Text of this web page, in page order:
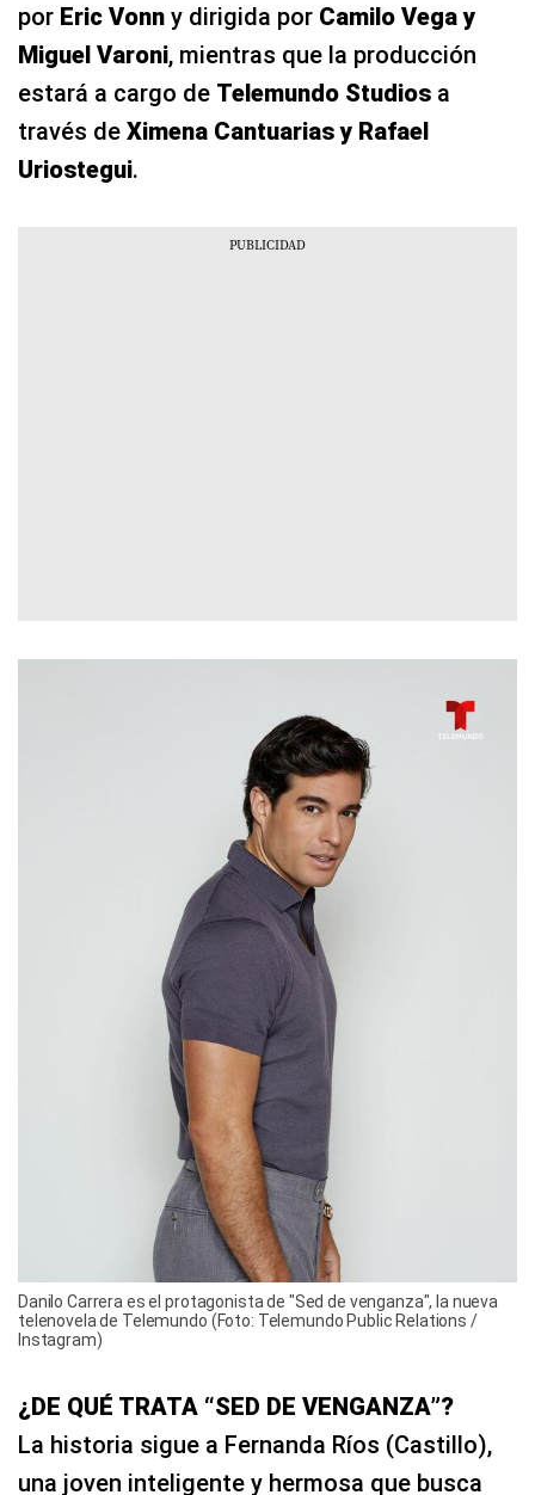
por Eric Vonn y dirigida por Camilo Vega y
Miguel Varoni, mientras que la producción
estará a cargo de Telemundo Studios a
través de Ximena Cantuarias y Rafael
Uriostegui.
Danilo Carrera es el protagonista de "Sed de venganza", la nueva
telenovela de Telemundo (Foto: Telemundo Public Relations /
Instagram)
¿DE QUÉ TRATA “SED DE VENGANZA”?
La historia sigue a Fernanda Ríos (Castillo),
una joven inteligente y hermosa que busca